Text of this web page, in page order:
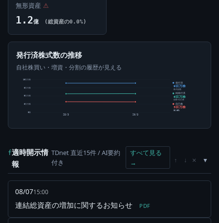
無形資産 ⚠
1.2億 (総資産の0.0%)
発行済株式数の推移
自社株買い・増資・分割の履歴が見える
0株
3百万株
5百万株
8百万株
10百万株
25/3 26/3
発行済
9百万株
株式総数
純発行済
6百万株
総数-自己株
自己株
3百万株
36.05%
f適時開示情
報
TDnet 直近15件 / AI要約
付き
すべて見る
→
↑ ↓ ×
08/0715:00
連結総資産の増加に関するお知らせ PDF